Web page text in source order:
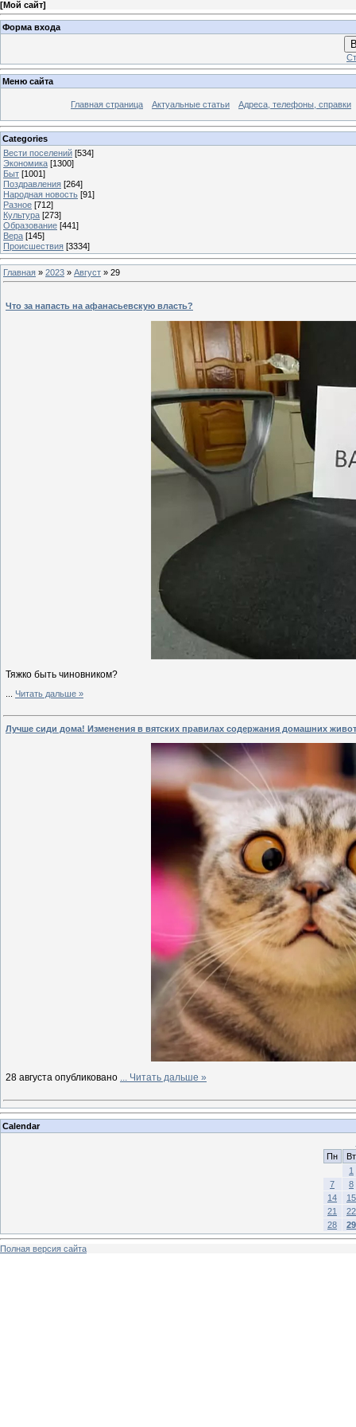
[Мой сайт]
Форма входа
Меню сайта
Главная страница Актуальные статьи Адреса, телефоны, справки
Categories
Вести поселений [534]
Экономика [1300]
Быт [1001]
Поздравления [264]
Народная новость [91]
Разное [712]
Культура [273]
Образование [441]
Вера [145]
Происшествия [3334]
Главная » 2023 » Август » 29
Что за напасть на афанасьевскую власть?
Тяжко быть чиновником?
Читать дальше »
Лучше сиди дома! Изменения в вятских правилах содержания домашних
28 августа опубликовано ... Читать дальше »
Calendar
Пн
Вт
1
7
8
14
15
21
22
28
29
Полная версия сайта